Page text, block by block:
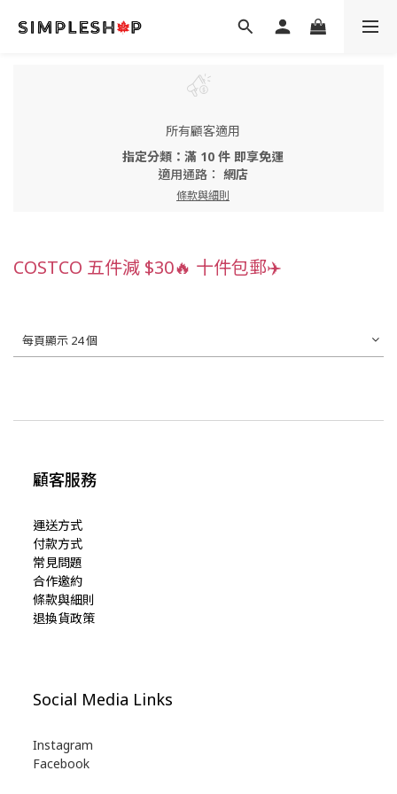
所有顧客適用
指定分類：滿 10 件 即享免運
適用通路： 網店
條款與細則
COSTCO 五件減 $30🔥 十件包郵✈️
每頁顯示 24 個
顧客服務
運送方式
付款方式
常見問題
合作邀約
條款與細則
退換貨政策
Social Media Links
Instagram
Facebook